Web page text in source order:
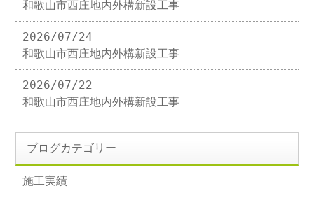
和歌山市西庄地内外構新設工事
2026/07/24
和歌山市西庄地内外構新設工事
2026/07/22
和歌山市西庄地内外構新設工事
ブログカテゴリー
施工実績